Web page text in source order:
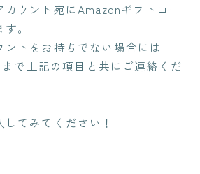
ウント宛にAmazonギフトコー
。
トをお持ちでない場合には
で上記の項目と共にご連絡くだ
てみてください！